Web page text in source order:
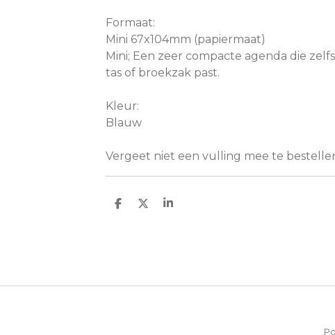
Formaat:
Mini 67x104mm (papiermaat)
Mini; Een zeer compacte agenda die
tas of broekzak past.
Kleur:
Blauw
Vergeet niet een vulling mee te
D
D
S